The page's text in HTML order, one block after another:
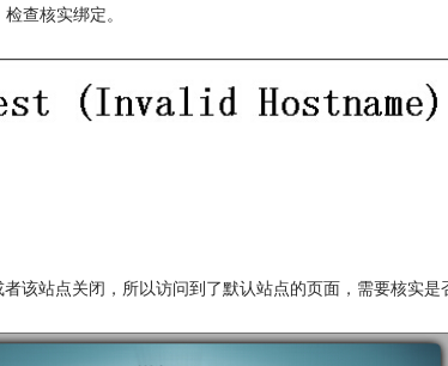
查核实绑定。
该站点关闭，所以访问到了默认站点的页面，需要核实